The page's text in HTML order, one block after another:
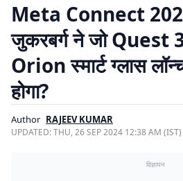
Meta Connect
जुकरबर्ग ने जो Quest
Orion स्मार्ट ग्लास
होगा?
Author RAJEEV KUMAR
UPDATED:THU, 26 SEP 2024 12:38 AM (IST)
विज्ञापन